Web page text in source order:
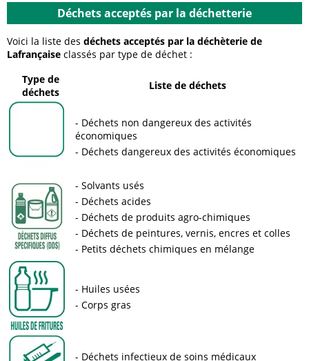
Déchets acceptés par la déchetterie
Voici la liste des déchets acceptés par la déchèterie de
Lafrançaise classés par type de déchet :
Type de
déchets
Liste de déchets
Déchets non dangereux des activités
économiques
Déchets dangereux des activités économiques
Solvants usés
Déchets acides
Déchets de produits agro-chimiques
Déchets de peintures, vernis, encres et colles
Petits déchets chimiques en mélange
Huiles usées
Corps gras
Déchets infectieux de soins médicaux